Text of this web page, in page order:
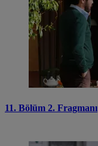
11. Bölüm 2. Fragmanı